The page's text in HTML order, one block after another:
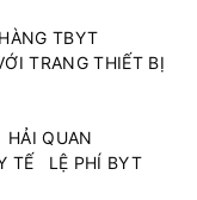
TBYT
TRANG THIẾT BỊ
HẢI QUAN
TẾ
LỆ PHÍ BYT